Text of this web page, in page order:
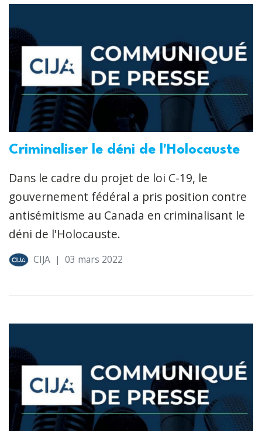
Criminaliser le déni de l'Holocauste
Dans le cadre du projet de loi C-19, le
gouvernement fédéral a pris position contre
antisémitisme au Canada en criminalisant le
déni de l'Holocauste.
CIJA | 03 mars 2022